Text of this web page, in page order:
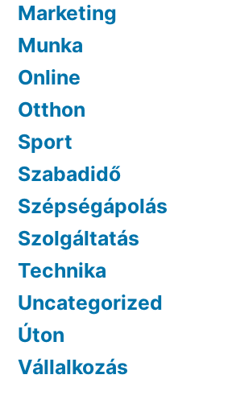
Marketing
Munka
Online
Otthon
Sport
Szabadidő
Szépségápolás
Szolgáltatás
Technika
Uncategorized
Úton
Vállalkozás